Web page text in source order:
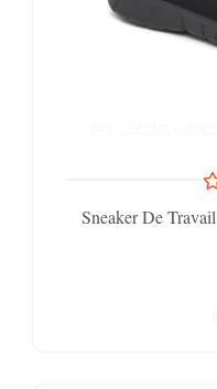
Sneaker De